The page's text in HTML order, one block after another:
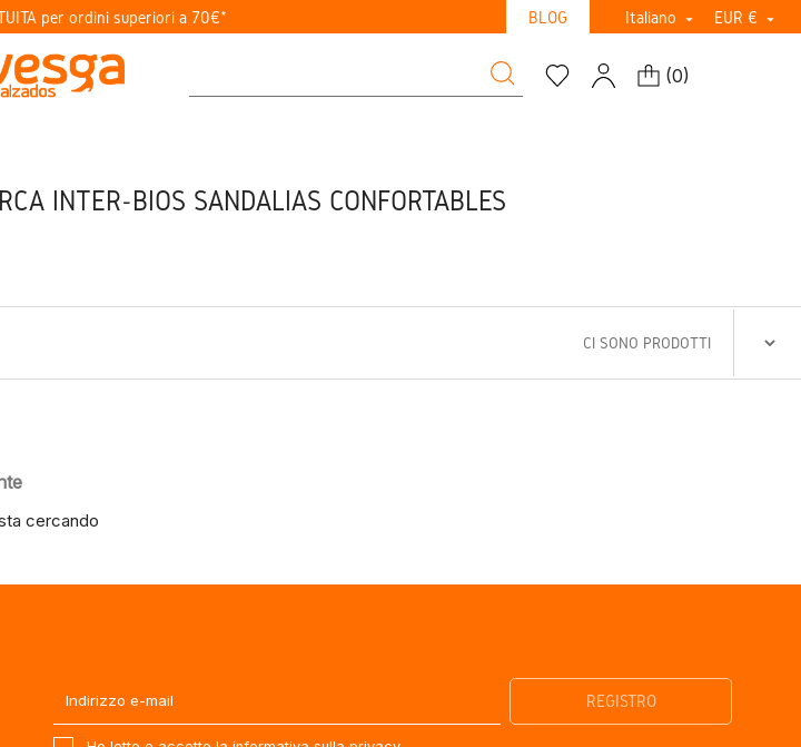
per ordini superiori a 70€* BLOG Italiano  EUR € 
(0)
INTER-BIOS SANDALIAS CONFORTABLES
CI SONO PRODOTTI
cercando